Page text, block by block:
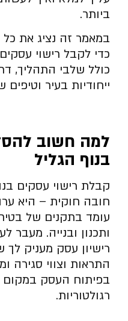
ביותר.
במאמר זה נציג את
כדי לקבל רישוי
כולל שלבי התהליך,
ייחודיות בעיר
למה חשוב
בנוף הגליל
קבלת רישוי עסקים
חובה חוקית – היא
עומד בתקנים של
ותכנון ובנייה. מעבר
רישיון עסק מעניק
התראות וצווי
בפיתוח העסק במקום
רגולטוריות.